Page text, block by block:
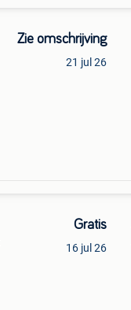
Zie omschrijving
21 jul 26
Gratis
16 jul 26